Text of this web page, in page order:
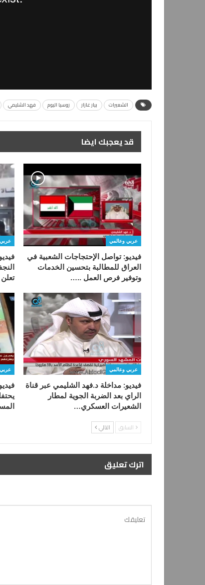
الشعيرات بيار غازار روسيا اليوم فهد الشليمي
قد يعجبك ايضا
عربي وعالمي
فيديو: تواصل الإحتجاجات الشعبية في
العراق للمطالبة بتحسين الخدمات
وتوفير فرص العمل ..…
عربي وعالمي
فيديو: مداخلة د.فهد الشليمي عبر قناة
الراي بعد الضربة الجوية لمطار
الشعيرات العسكري…
السابق التالي
اترك تعليق